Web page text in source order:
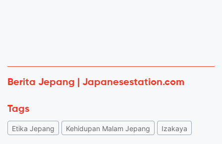
Berita Jepang | Japanesestation.com
Tags
Etika Jepang Kehidupan Malam Jepang Izakaya